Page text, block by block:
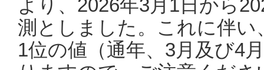
より、2026年3月1日から
測としました。これに伴い
1位の値（通年、3月及び4